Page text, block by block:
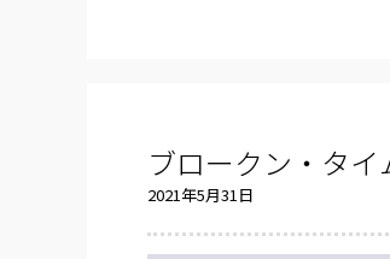
ブロークン・タ
2021年5月31日